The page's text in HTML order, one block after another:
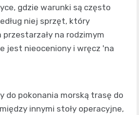
gdzie warunki są często
niej sprzęt, który
na rodzimym
jest nieoceniony i wręcz 'na
do pokonania morską trasę do
innymi stoły operacyjne,